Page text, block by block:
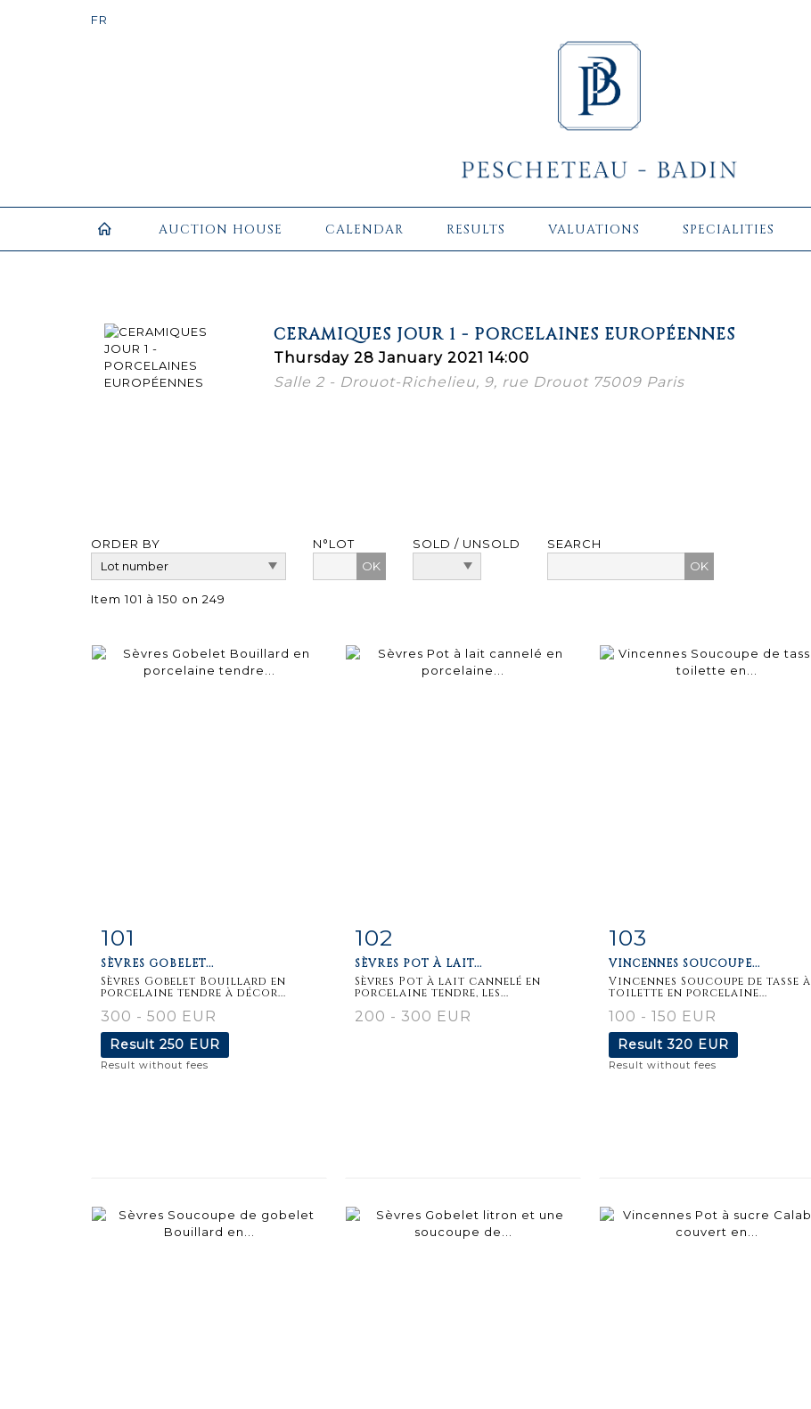
AUCTION HOUSE CALENDAR RESULTS VALUATIONS SPECIALITIES
CERAMIQUES JOUR 1 - PORCELAINES EUROPÉENNES
Thursday 28 January 2021 14:00
Salle 2 - Drouot-Richelieu, 9, rue Drouot 75009 Paris
ORDER BY
N°LOT
OK
SOLD / UNSOLD SEARCH
Item 101 à 150 on 249
Item detail
101
SÈVRES GOBELET...
Sèvres Gobelet Bouillard en
porcelaine tendre à décor...
300 - 500 EUR
Result 250 EUR
Result without fees
Item detail
102
SÈVRES POT À LAIT...
Sèvres Pot à lait cannelé en
porcelaine tendre, les...
200 - 300 EUR
Item detail
103
VINCENNES SOUCOUPE...
Vincennes Soucoupe de tasse à
toilette en porcelaine...
100 - 150 EUR
Result320 EUR
Result without fees